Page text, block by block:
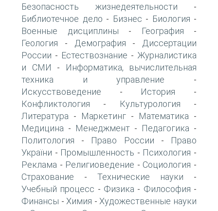
Безопасность жизнедеятельности -
Библиотечное дело - Бизнес - Биология -
Военные дисциплины - География -
Геология - Демография -
Диссертации
России - Естествознание - Журналистика
и СМИ -
Информатика, вычислительная
техника и управление -
Искусствоведение - История -
Конфликтология - Культурология -
Литература - Маркетинг - Математика -
Медицина - Менеджмент - Педагогика -
Политология - Право России -
Право
України - Промышленность - Психология -
Реклама - Религиоведение - Социология -
Страхование - Технические науки -
Учебный процесс - Физика - Философия -
Финансы - Химия - Художественные науки